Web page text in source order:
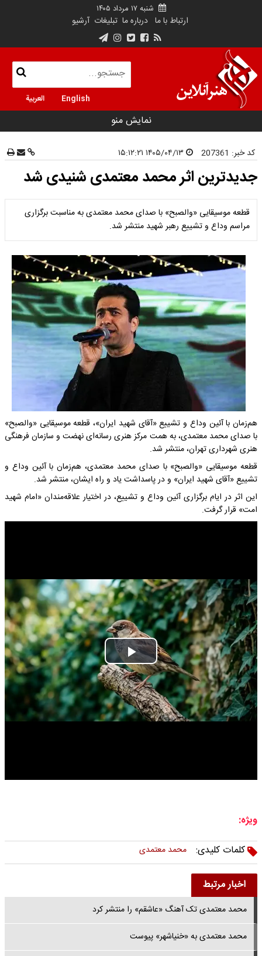
شنبه ۱۷ مرداد ۱۴۰۵
ارتباط با ما درباره ما تبلیغات آرشیو
English العربية
نمایش منو
کد خبر: 207361
جدیدترین اثر محمد معتمدی شنیدی شد
قطعه موسیقایی «والصبح» با صدای محمد معتمدی به مناسبت برگزاری
مراسم وداع و تشییع رهبر شهید منتشر شد.
هم‌زمان با آئین وداع و تشییع «آقای شهید ایران»، قطعه موسیقایی «والصبح»
با صدای محمد معتمدی، به همت مرکز هنری رسانه‌ای نهضت و سازمان فرهنگی
هنری شهرداری تهران، منتشر شد.
قطعه موسیقایی «والصبح» با صدای محمد معتمدی، هم‌زمان با آئین وداع و
تشییع «آقای شهید ایران» و در پاسداشت یاد و راه ایشان، منتشر شد.
این اثر در ایام برگزاری آئین وداع و تشییع، در اختیار علاقه‌مندان «امام شهید
امت» قرار گرفت.
Play
Video
ویژه:
کلمات کلیدی:
محمد معتمدی
اخبار مرتبط
محمد معتمدی تک آهنگ «عاشقم» را منتشر کرد
محمد معتمدی به «خنیاشهر» پیوست